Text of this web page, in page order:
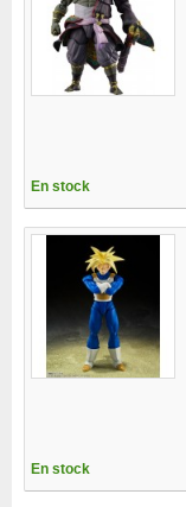
En stock
En stock